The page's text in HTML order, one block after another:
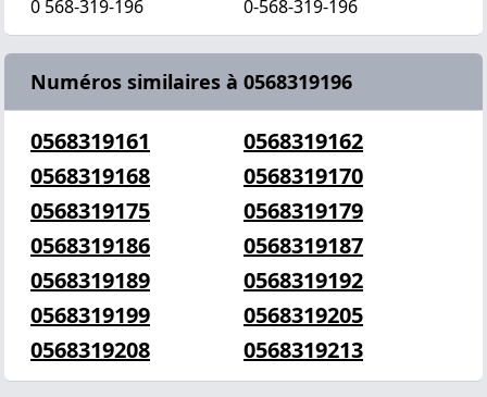
0 568-319-196 0-568-319-196
Numéros similaires à 0568319196
0568319161
0568319162
0568319168
0568319170
0568319175
0568319179
0568319186
0568319187
0568319189
0568319192
0568319199
0568319205
0568319208
0568319213